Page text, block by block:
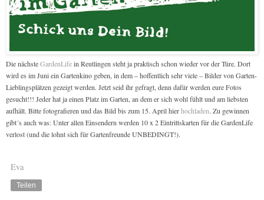
Die nächsteGardenLifein Reutlingen steht ja praktisch schon wieder vor der Türe. Dort
wird es im Juni ein Gartenkino geben, in dem – hoffentlich sehr viele – Bilder von Garten-
Lieblingsplätzen gezeigt werden. Jetzt seid ihr gefragt, denn dafür werden eure Fotos
gesucht!!! Jeder hat ja einen Platz im Garten, an dem er sich wohl fühlt und am liebsten
aufhält. Bitte fotografieren und das Bild bis zum 15. April hierhochladen. Zu gewinnen
gibt´s auch was: Unter allen Einsendern werden 10 x 2 Eintrittskarten für die GardenLife
verlost (und die lohnt sich für Gartenfreunde UNBEDINGT!).
Eva
Teilen